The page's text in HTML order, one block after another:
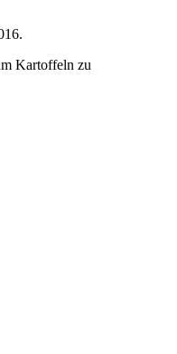
Kartoffeln zu